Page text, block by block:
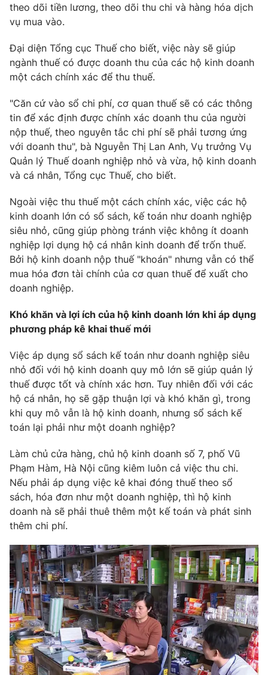
® Cấm sao chép dưới mọi hình thức nếu không có sự chấp
thuận bằng văn bản. Ghi rõ nguồn VTV.vn khi phát hành lại
thông tin từ website này.
theo dõi tiền lương, theo dõi thu chi và hàng hóa dịch
vụ mua vào.
Đại diện Tổng cục Thuế cho biết, việc này sẽ giúp
ngành thuế có được doanh thu của các hộ kinh doanh
một cách chính xác để thu thuế.
"Căn cứ vào sổ chi phí, cơ quan thuế sẽ có các thông
tin để xác định được chính xác doanh thu của người
nộp thuế, theo nguyên tắc chi phí sẽ phải tương ứng
với doanh thu", bà Nguyễn Thị Lan Anh, Vụ trưởng Vụ
Quản lý Thuế doanh nghiệp nhỏ và vừa, hộ kinh doanh
và cá nhân, Tổng cục Thuế, cho biết.
Ngoài việc thu thuế một cách chính xác, việc các hộ
kinh doanh lớn có sổ sách, kế toán như doanh nghiệp
siêu nhỏ, cũng giúp phòng tránh việc không ít doanh
nghiệp lợi dụng hộ cá nhân kinh doanh để trốn thuế.
Bởi hộ kinh doanh nộp thuế "khoán" nhưng vẫn có thể
mua hóa đơn tài chính của cơ quan thuế để xuất cho
doanh nghiệp.
Khó khăn và lợi ích của hộ kinh doanh lớn khi áp dụng
phương pháp kê khai thuế mới
Việc áp dụng sổ sách kế toán như doanh nghiệp siêu
nhỏ đối với hộ kinh doanh quy mô lớn sẽ giúp quản lý
thuế được tốt và chính xác hơn. Tuy nhiên đối với các
hộ cá nhân, họ sẽ gặp thuận lợi và khó khăn gì, trong
khi quy mô vẫn là hộ kinh doanh, nhưng sổ sách kế
toán lại phải như một doanh nghiệp?
Làm chủ cửa hàng, chủ hộ kinh doanh số 7, phố Vũ
Phạm Hàm, Hà Nội cũng kiêm luôn cả việc thu chi.
Nếu phải áp dụng việc kê khai đóng thuế theo sổ
sách, hóa đơn như một doanh nghiệp, thì hộ kinh
doanh nà sẽ phải thuê thêm một kế toán và phát sinh
thêm chi phí.